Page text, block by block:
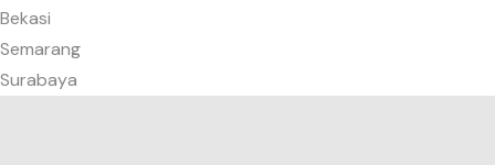
Bekasi
Semarang
Surabaya